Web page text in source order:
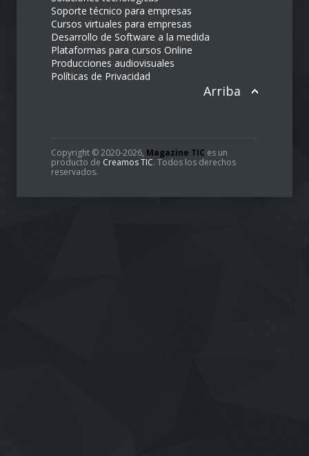
Soporte técnico para empresas
Cursos virtuales para empresas
Desarrollo de Software a la medida
Plataformas para cursos Online
Producciones audiovisuales
Políticas de Privacidad
Arriba
Copyright © 2020-2026, Magazine TIC es un
producto de Creamos TIC. Todos los derechos
reservados.